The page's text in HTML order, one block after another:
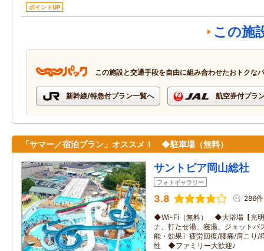
ポイントUP
この施
この施設と交通手段を自由に組み合わせたおトクな
新幹線/特急付プラン一覧へ 航空券付プラ
「サマー／宿泊プラン」オススメ！ ◆駐車場（無料）
サントピア岡山総社
フォトギャラリー
3.8 286件
◆Wi-Fi（無料） ◆大浴場【光明
ナ、打たせ湯、寝湯、ジェット
能・効果〕疲労回復/腰痛/肩こり/
性 ◆ファミリー大歓迎♪